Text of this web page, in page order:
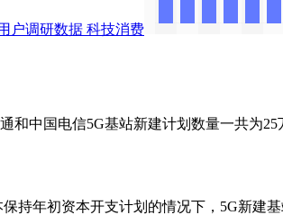
户调研数据 科技消费
中国电信5G基站新建计划数量一共为25
年初资本开支计划的情况下，5G新建基